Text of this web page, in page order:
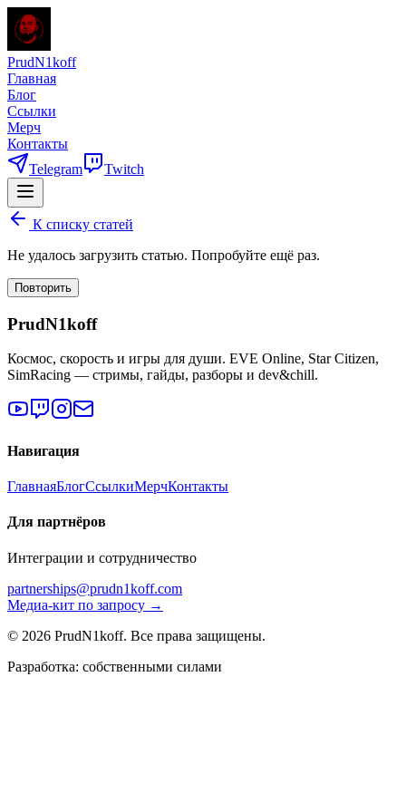
PrudN1koff
Главная
Блог
Ссылки
Мерч
Контакты
Telegram
Twitch
К списку статей
Не удалось загрузить статью. Попробуйте ещё раз.
Повторить
PrudN1koff
Космос, скорость и игры для души. EVE Online, Star Citizen,
SimRacing — стримы, гайды, разборы и dev&chill.
Навигация
ГлавнаяБлогСсылкиМерчКонтакты
Для партнёров
Интеграции и сотрудничество
partnerships@prudn1koff.com
Медиа-кит по запросу →
© 2026 PrudN1koff. Все права защищены.
Разработка: собственными силами